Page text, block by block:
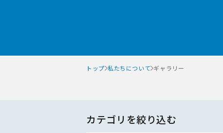
トップ 私たちについて ギャラリー
カテゴリを絞り込む